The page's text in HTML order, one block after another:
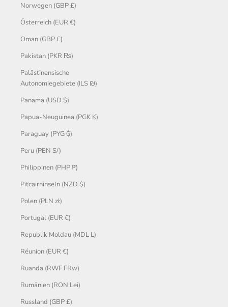
Norwegen (GBP £)
Österreich (EUR €)
Oman (GBP £)
Pakistan (PKR ₨)
Palästinensische
Autonomiegebiete (ILS ₪)
Panama (USD $)
Papua-Neuguinea (PGK K)
Paraguay (PYG ₲)
Peru (PEN S/)
Philippinen (PHP ₱)
Pitcairninseln (NZD $)
Polen (PLN zł)
Portugal (EUR €)
Republik Moldau (MDL L)
Réunion (EUR €)
Ruanda (RWF FRw)
Rumänien (RON Lei)
Russland (GBP £)